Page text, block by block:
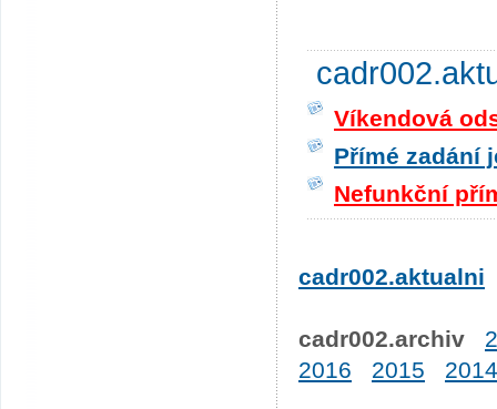
Víkendová
Přímé zadání
Nefunkční
cadr002.aktualni
cadr002.archiv
2016
2015 2014